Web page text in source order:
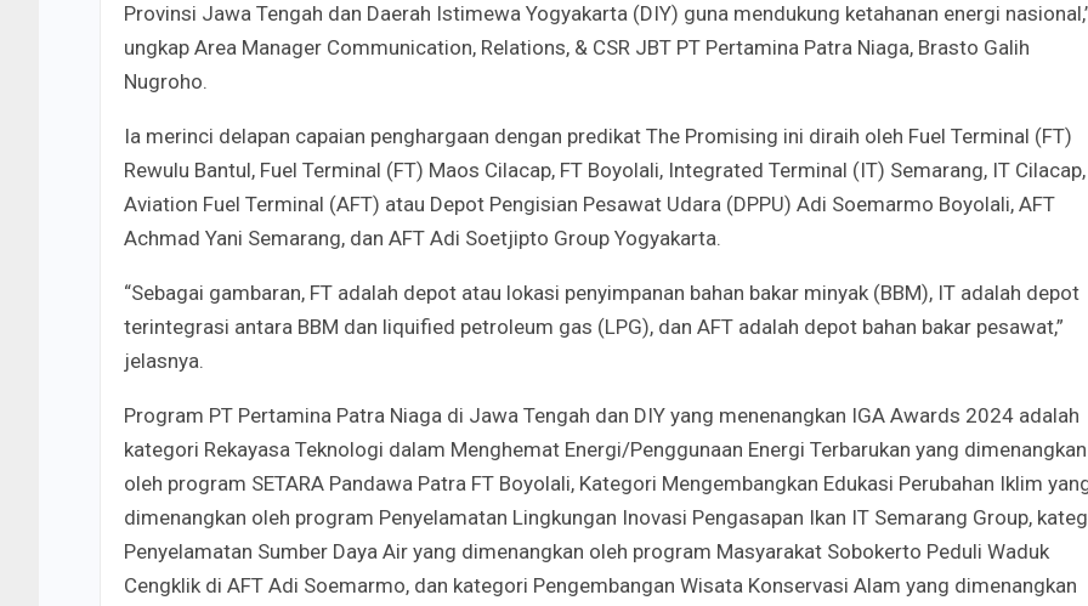
Provinsi Jawa Tengah dan Daerah Istimewa Yogyakarta (DIY) guna mendukung ketahanan energi
ungkap Area Manager Communication, Relations, & CSR JBT PT Pertamina Patra Niaga, Brasto Galih
Nugroho.
Ia merinci delapan capaian penghargaan dengan predikat The Promising ini diraih oleh Fuel Terminal (FT)
Rewulu Bantul, Fuel Terminal (FT) Maos Cilacap, FT Boyolali, Integrated Terminal (IT) Semarang, IT Cilacap,
Aviation Fuel Terminal (AFT) atau Depot Pengisian Pesawat Udara (DPPU) Adi Soemarmo Boyolali, AFT
Achmad Yani Semarang, dan AFT Adi Soetjipto Group Yogyakarta.
“Sebagai gambaran, FT adalah depot atau lokasi penyimpanan bahan bakar minyak (BBM), IT adalah depot
terintegrasi antara BBM dan liquified petroleum gas (LPG), dan AFT adalah depot bahan bakar pesawat,”
jelasnya.
Program PT Pertamina Patra Niaga di Jawa Tengah dan DIY yang menenangkan IGA Awards 2024 adalah
kategori Rekayasa Teknologi dalam Menghemat Energi/Penggunaan Energi Terbarukan yang dimenangkan
oleh program SETARA Pandawa Patra FT Boyolali, Kategori Mengembangkan Edukasi Perubahan Iklim
dimenangkan oleh program Penyelamatan Lingkungan Inovasi Pengasapan Ikan IT Semarang Group,
Penyelamatan Sumber Daya Air yang dimenangkan oleh program Masyarakat Sobokerto Peduli Waduk
Cengklik di AFT Adi Soemarmo, dan kategori Pengembangan Wisata Konservasi Alam yang dimenangkan